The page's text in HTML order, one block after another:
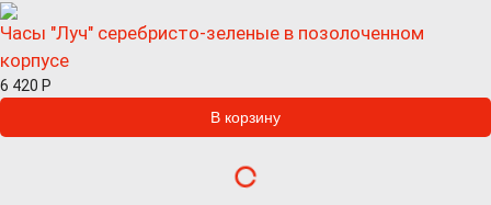
Часы "Луч" серебристо-зеленые в позолоченном
корпусе
6 420 Р